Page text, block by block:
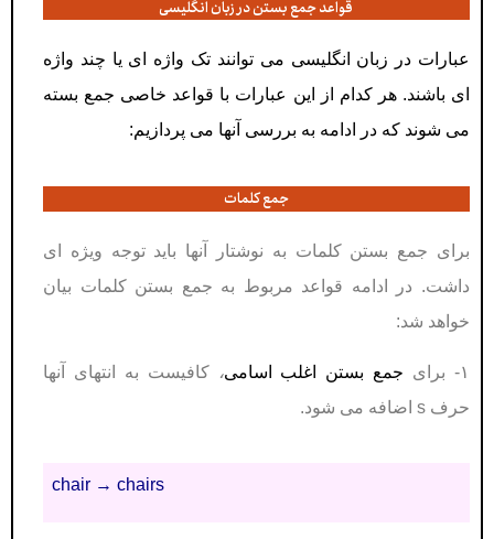
قواعد جمع بستن در زبان انگلیسی
عبارات در زبان انگلیسی می توانند تک واژه ای یا چند واژه
ای باشند. هر کدام از این عبارات با قواعد خاصی جمع بسته
می شوند که در ادامه به بررسی آنها می پردازیم:
جمع کلمات
برای جمع بستن کلمات به نوشتار آنها باید توجه ویژه ای
داشت. در ادامه قواعد مربوط به جمع بستن کلمات بیان
خواهد شد:
۱- برای جمع بستن اغلب اسامی، کافیست به انتهای آنها
حرف s اضافه می شود.
chair → chairs